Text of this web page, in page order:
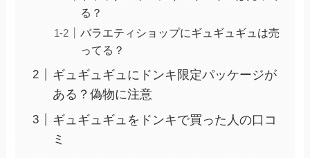
る？
バラエティショップにギュギュギュは売
ってる？
ギュギュギュにドンキ限定パッケージが
ある？偽物に注意
ギュギュギュをドンキで買った人の口コ
ミ